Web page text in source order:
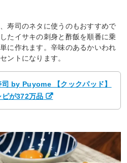
寿司のネタに使うのもおすすめで
たイサキの刺身と酢飯を順番に乗
に作れます。辛味のあるかいわれ
ントになります。
司 by Puyome 【クックパッド】
が372万品